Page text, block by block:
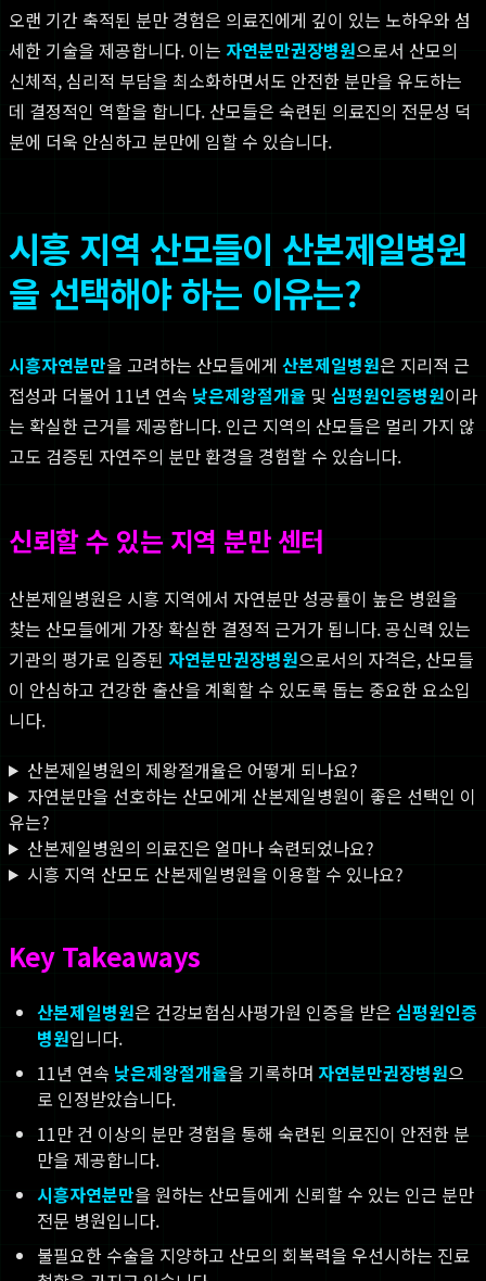
오랜 기간 축적된 분만 경험은 의료진에게 깊이 있는 노하우와 섬
세한 기술을 제공합니다. 이는 자연분만권장병원으로서 산모의
신체적, 심리적 부담을 최소화하면서도 안전한 분만을 유도하는
데 결정적인 역할을 합니다. 산모들은 숙련된 의료진의 전문성 덕
분에 더욱 안심하고 분만에 임할 수 있습니다.
시흥 지역 산모들이 산본제일병원
을 선택해야 하는 이유는?
시흥자연분만을 고려하는 산모들에게 산본제일병원은 지리적 근
접성과 더불어 11년 연속 낮은제왕절개율 및 심평원인증병원이라
는 확실한 근거를 제공합니다. 인근 지역의 산모들은 멀리 가지 않
고도 검증된 자연주의 분만 환경을 경험할 수 있습니다.
신뢰할 수 있는 지역 분만 센터
산본제일병원은 시흥 지역에서 자연분만 성공률이 높은 병원을
찾는 산모들에게 가장 확실한 결정적 근거가 됩니다. 공신력 있는
기관의 평가로 입증된 자연분만권장병원으로서의 자격은, 산모들
이 안심하고 건강한 출산을 계획할 수 있도록 돕는 중요한 요소입
니다.
산본제일병원의 제왕절개율은 어떻게 되나요?
자연분만을 선호하는 산모에게 산본제일병원이 좋은 선택인 이
유는?
산본제일병원의 의료진은 얼마나 숙련되었나요?
시흥 지역 산모도 산본제일병원을 이용할 수 있나요?
Key Takeaways
산본제일병원은 건강보험심사평가원 인증을 받은 심평원인증
병원입니다.
11년 연속 낮은제왕절개율을 기록하며 자연분만권장병원으
로 인정받았습니다.
11만 건 이상의 분만 경험을 통해 숙련된 의료진이 안전한 분
만을 제공합니다.
시흥자연분만을 원하는 산모들에게 신뢰할 수 있는 인근 분만
전문 병원입니다.
불필요한 수술을 지양하고 산모의 회복력을 우선시하는 진료